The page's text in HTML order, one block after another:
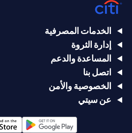
الخدمات المصرفية
إدارة الثروة
المساعدة والدعم
اتصل بنا
الخصوصية والأمن
عن سيتي